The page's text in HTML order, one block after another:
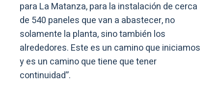
para La Matanza, para la instalación de cerca
de 540 paneles que van a abastecer, no
solamente la planta, sino también los
alrededores. Este es un camino que iniciamos
y es un camino que tiene que tener
continuidad”.